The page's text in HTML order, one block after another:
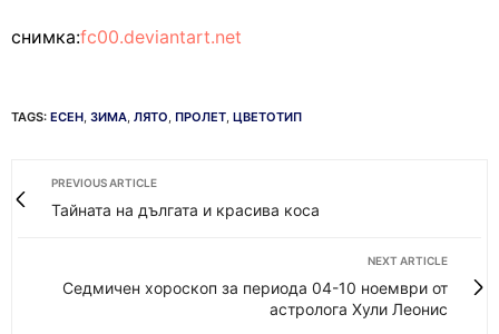
снимка:fc00.deviantart.net
TAGS: ЕСЕН, ЗИМА, ЛЯТО, ПРОЛЕТ, ЦВЕТОТИП
PREVIOUS ARTICLE
Тайната на дългата и красива коса
NEXT ARTICLE
Седмичен хороскоп за периода 04-10 ноември от
астролога Хули Леонис